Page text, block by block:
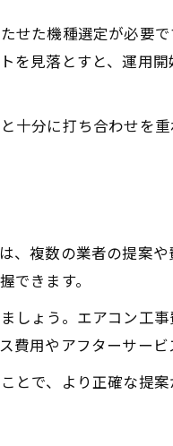
重要事項
ない方法
せた機種選定が必要
を見落とすと、運用
十分に打ち合わせを
複数の業者の提案
きます。
しょう。エアコン工
用やアフターサービ
とで、より正確な提